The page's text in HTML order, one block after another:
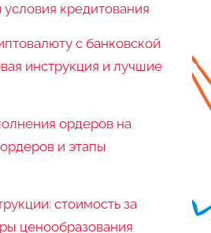
условия кредитования
с банковской
инструкция и лучшие
ордеров на
и этапы
стоимость за
ценообразования